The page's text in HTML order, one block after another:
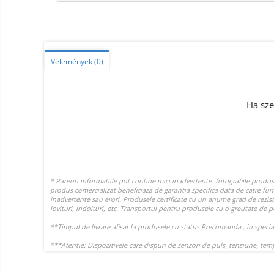
Gadgets tartozék
Kamerás drónok
Hordozható elektromos
állomások és napelemek
Napelemek
Elektromos járműtöltő
állomások
Vélemények(0)
Ha